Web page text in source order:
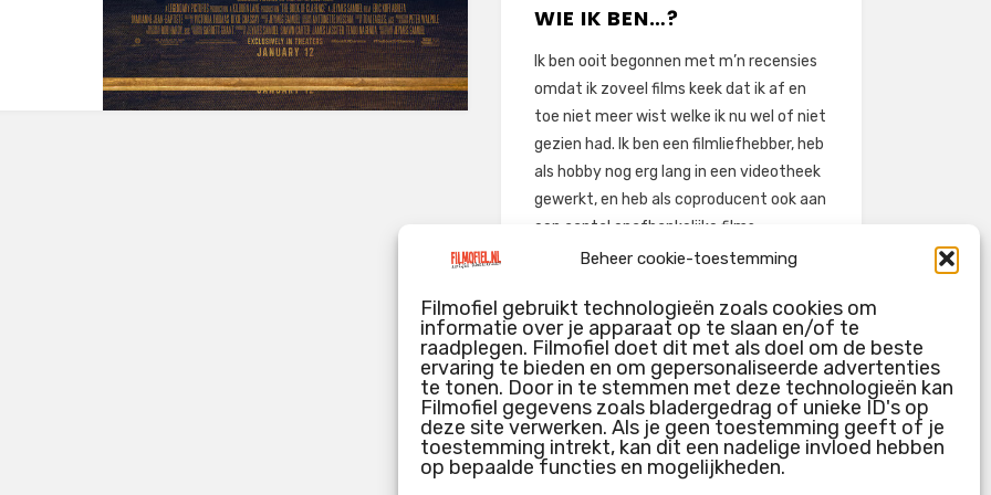
Beheer cookie-toestemming
Filmofiel gebruikt technologieën zoals cookies om
informatie over je apparaat op te slaan en/of te
raadplegen. Filmofiel doet dit met als doel om de beste
ervaring te bieden en om gepersonaliseerde advertenties
te tonen. Door in te stemmen met deze technologieën kan
Filmofiel gegevens zoals bladergedrag of unieke ID's op
deze site verwerken. Als je geen toestemming geeft of je
toestemming intrekt, kan dit een nadelige invloed hebben
op bepaalde functies en mogelijkheden.
WIE IK BEN…?
Ik ben ooit begonnen met m’n recensies
omdat ik zoveel films keek dat ik af en
toe niet meer wist welke ik nu wel of niet
gezien had. Ik ben een filmliefhebber, heb
als hobby nog erg lang in een videotheek
gewerkt, en heb als coproducent ook aan
een aantal onafhankelijke films
meegewerkt.
pretentieloze uitbreidingen van m’n
voormalige ‘videotheek-geouwehoer’,
aangevuld met een groeiende kennis
over de kunde én de kunst van het
maken van film.